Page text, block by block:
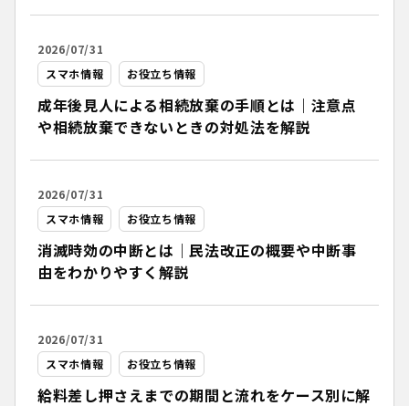
2026/07/31
スマホ情報
お役立ち情報
成年後見人による相続放棄の手順とは｜注意点
や相続放棄できないときの対処法を解説
2026/07/31
スマホ情報
お役立ち情報
消滅時効の中断とは｜民法改正の概要や中断事
由をわかりやすく解説
2026/07/31
スマホ情報
お役立ち情報
給料差し押さえまでの期間と流れをケース別に解